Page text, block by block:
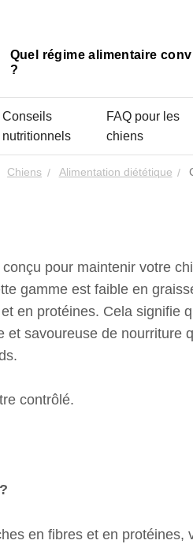
Quel régime alimentaire
?
Conseils
nutritionnels
FAQ pour les
chiens
Chiens Alimentation diététique
pour maintenir votre
gamme est faible en
en protéines. Cela signifie
savoureuse de nourriture
contrôlé.
en fibres et en protéines,